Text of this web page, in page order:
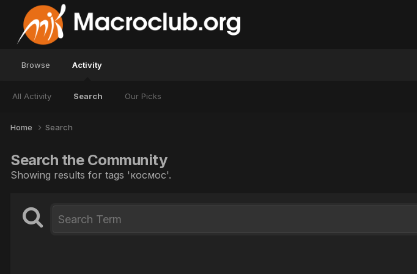
Browse Activity
All Activity Search Our Picks
Home Search
Search the Community
Showing results for tags 'космос'.